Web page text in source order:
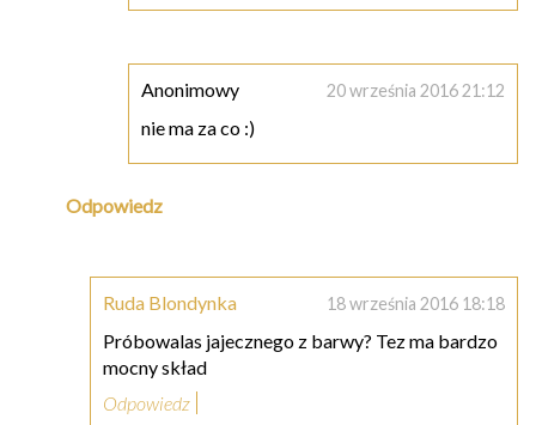
Anonimowy 20 września 2016 21:12
nie ma za co :)
Odpowiedz
Ruda Blondynka 18 września 2016 18:18
Próbowalas jajecznego z barwy? Tez ma bardzo
mocny skład
Odpowiedz